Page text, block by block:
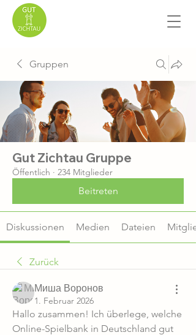
Gruppen
Gut Zichtau Gruppe
Öffentlich · 234 Mitglieder
Beitreten
Diskussionen Medien Dateien
Zurück
Миша Воронов
1. Februar 2026
Hallo zusammen! Ich überlege, welche
Online-Spielbank in Deutschland gut